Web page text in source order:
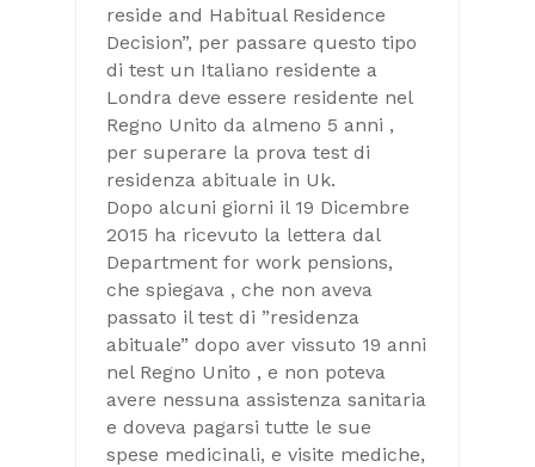
reside and Habitual Residence
Decision”, per passare questo tipo
di test un Italiano residente a
Londra deve essere residente nel
Regno Unito da almeno 5 anni ,
per superare la prova test di
residenza abituale in Uk.
Dopo alcuni giorni il 19 Dicembre
2015 ha ricevuto la lettera dal
Department for work pensions,
che spiegava , che non aveva
passato il test di ”residenza
abituale” dopo aver vissuto 19 anni
nel Regno Unito , e non poteva
avere nessuna assistenza sanitaria
e doveva pagarsi tutte le sue
spese medicinali, e visite mediche,